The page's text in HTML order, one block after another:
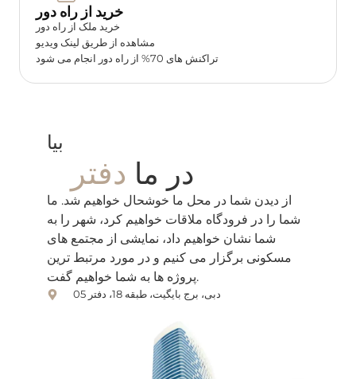
خرید از راه دور
خرید ملک از راه دور
مشاهده از طریق لینک ویدیو
تراکنش های 70% از راه دور انجام می شود
بیا
در ما دفتر
از دیدن شما در محل ما خوشحال خواهیم شد. ما
شما را در فرودگاه ملاقات خواهیم کرد، شهر را به
شما نشان خواهیم داد، نمایشی از مجتمع های
مسکونی برگزار می کنیم و در مورد مرتبط ترین
پروژه ها به شما خواهیم گفت.
دبی، برج بایگیت، طبقه 18، دفتر 05